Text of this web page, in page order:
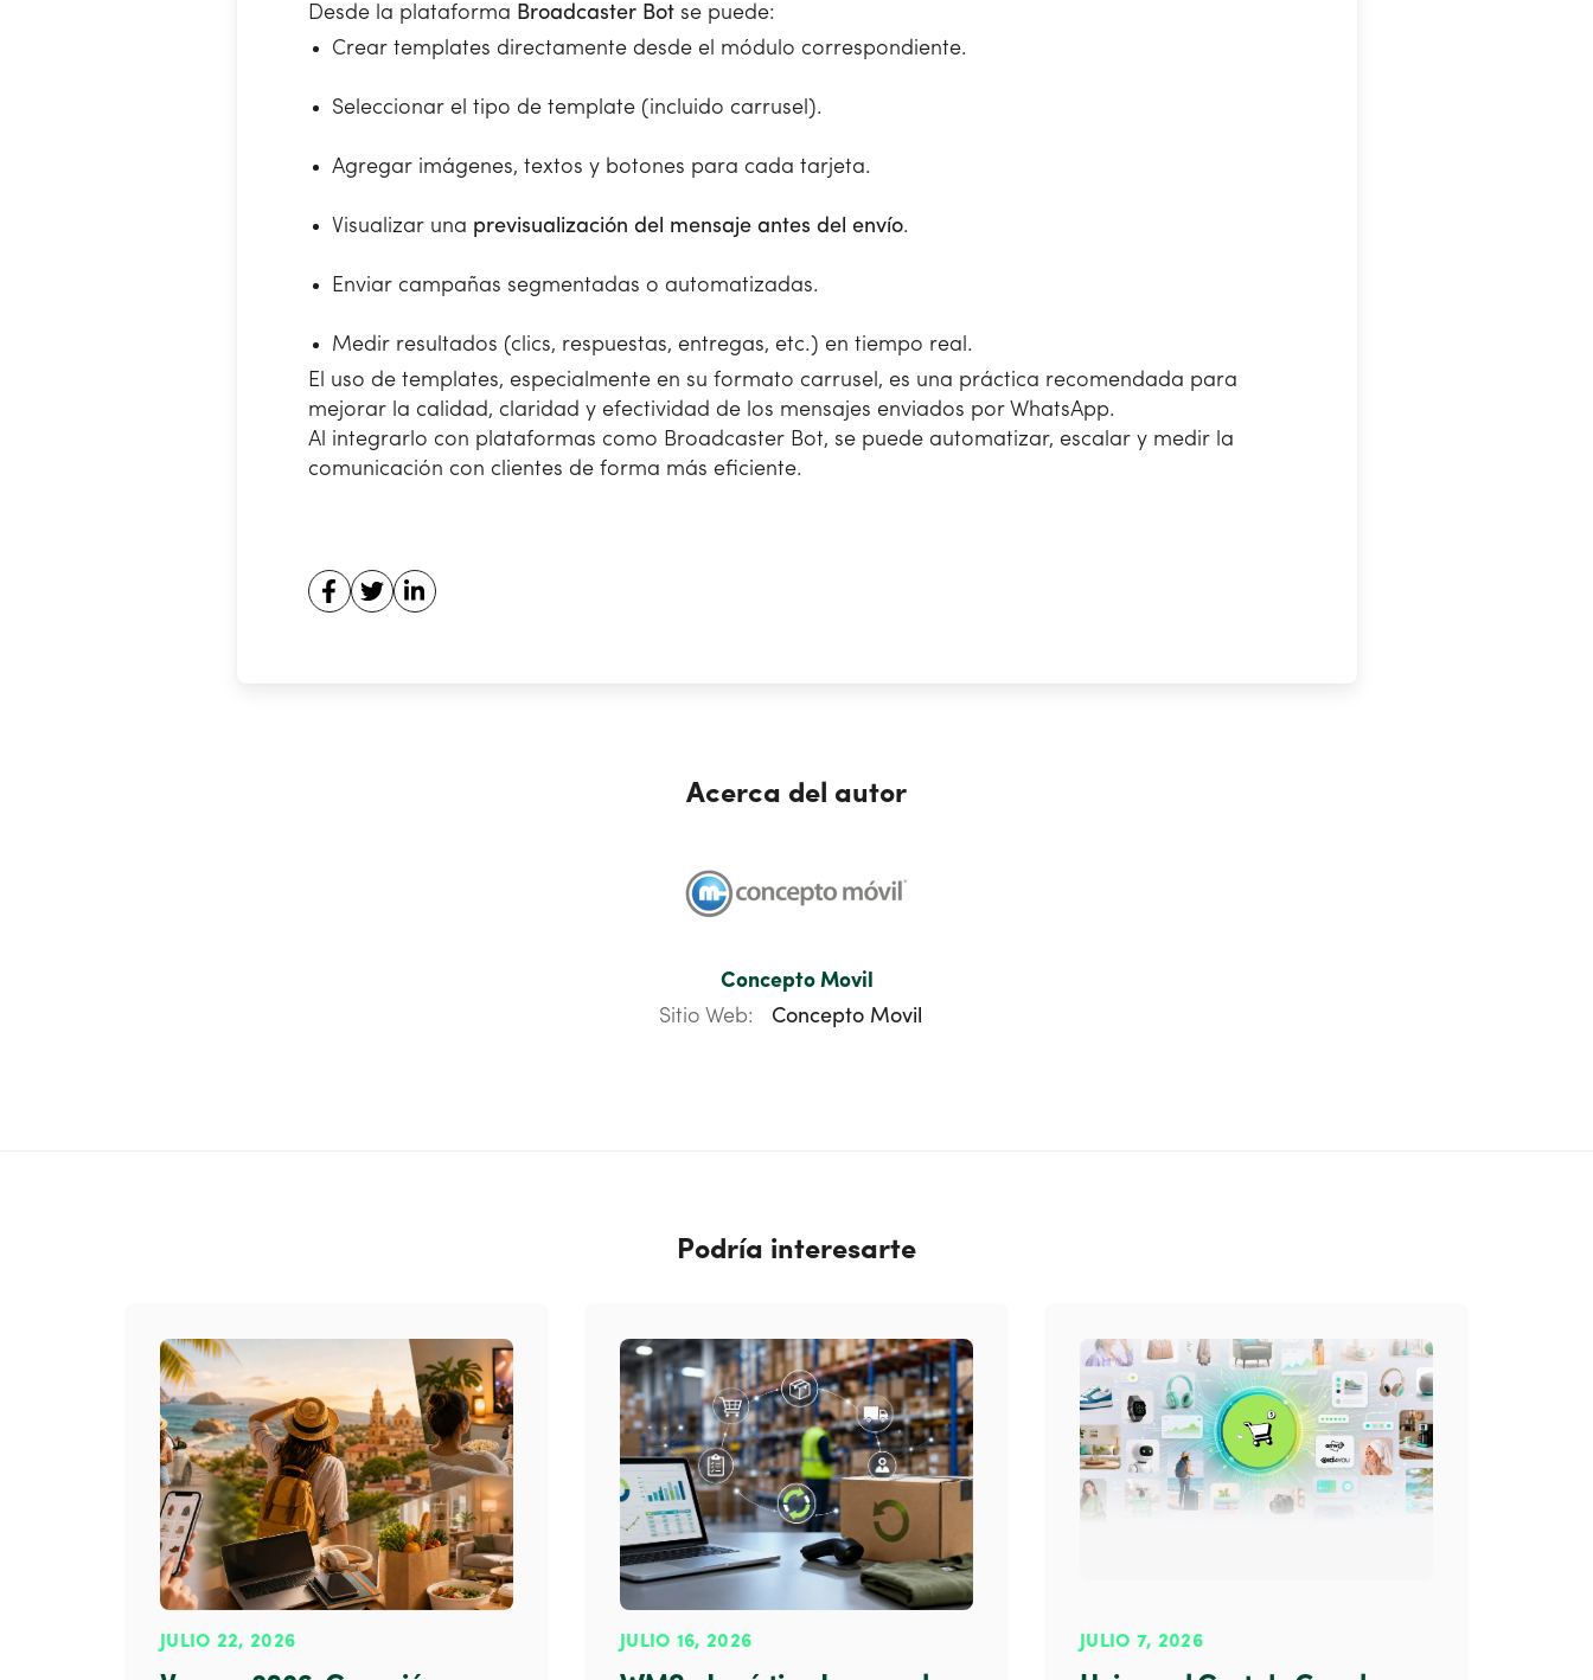
Desde la plataforma Broadcaster Botse puede:
Crear templates directamente desde el módulo correspondiente.
Seleccionar el tipo de template (incluido carrusel).
Agregar imágenes, textos y botones para cada tarjeta.
Visualizar una previsualización del mensaje antes del envío.
Enviar campañas segmentadas o automatizadas.
Medir resultados (clics, respuestas, entregas, etc.) en tiempo real.
El uso de templates, especialmente en su formato carrusel, es una práctica recomendada para
mejorar la calidad, claridad y efectividad de los mensajes enviados por WhatsApp.
Al integrarlo con plataformas como Broadcaster Bot, se puede automatizar, escalar y medir la
comunicación con clientes de forma más eficiente.
Acerca del autor
Concepto Movil
Sitio Web:
Concepto Movil
Podría interesarte
JULIO 22, 2026 JULIO 16, 2026 JULIO 7, 2026